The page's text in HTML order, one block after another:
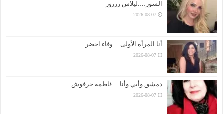
السور….ليلاس زرزور
2026-08-07
أنا المرأة الأولى….وفاء اخضر
2026-08-07
دمشق وأبي وأنا….فاطمة حرفوش
2026-08-07